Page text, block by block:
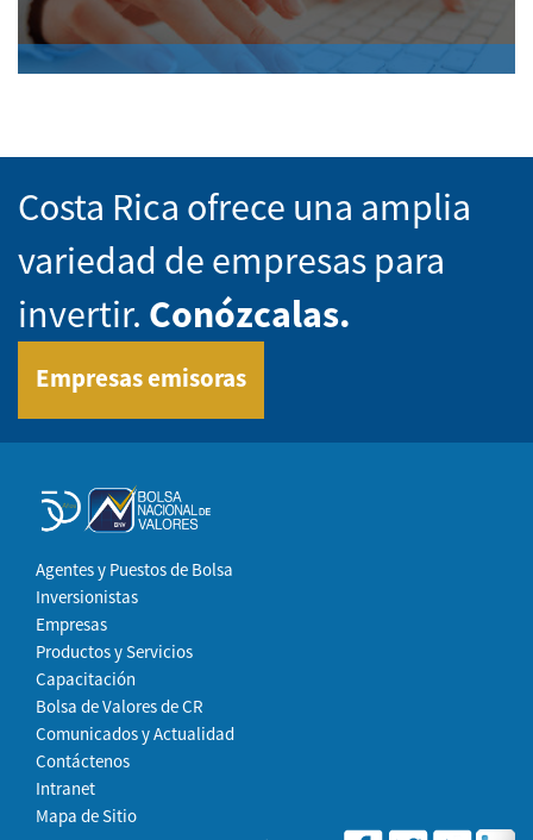
Costa Rica ofrece una amplia
variedad de empresas para
invertir. Conózcalas.
Empresas emisoras
Agentes y Puestos de Bolsa
Inversionistas
Empresas
Productos y Servicios
Capacitación
Bolsa de Valores de CR
Comunicados y Actualidad
Contáctenos
Intranet
Mapa de Sitio